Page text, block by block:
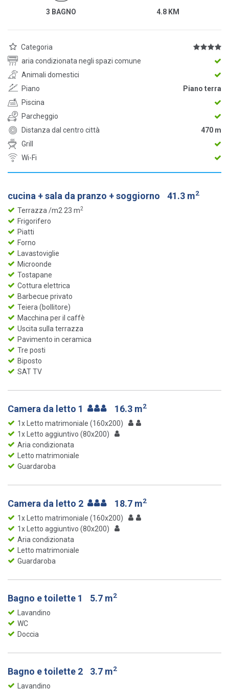
3 BAGNO 4.8 KM
Categoria
aria condizionata negli spazi comune
Animali domestici
Piano
Piano terra
Piscina
Parcheggio
Distanza dal centro città
470 m
Grill
Wi-Fi
cucina + sala da pranzo + soggiorno 41.3 m2
Terrazza /m2 23 m2
Frigorifero
Piatti
Forno
Lavastoviglie
Microonde
Tostapane
Cottura elettrica
Barbecue privato
Teiera (bollitore)
Macchina per il caffè
Uscita sulla terrazza
Pavimento in ceramica
Tre posti
Biposto
SAT TV
Camera da letto 1 16.3 m2
1x Letto matrimoniale (160x200)
1x Letto aggiuntivo (80x200)
Aria condizionata
Letto matrimoniale
Guardaroba
Camera da letto 2 18.7 m2
1x Letto matrimoniale (160x200)
1x Letto aggiuntivo (80x200)
Aria condizionata
Letto matrimoniale
Guardaroba
Bagno e toilette 1 5.7 m2
Lavandino
WC
Doccia
Bagno e toilette 2 3.7 m2
Lavandino